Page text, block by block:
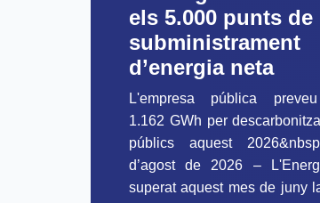
els 5.000 punts de
subministrament
d’energia neta
L'empresa pública
1.162 GWh per
públics aquest
d’agost de 2026 –
superat aquest mes de juny